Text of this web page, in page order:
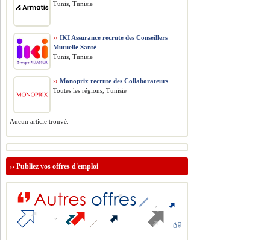
Tunis, Tunisie
›› IKI Assurance recrute des Conseillers
Mutuelle Santé
Tunis, Tunisie
›› Monoprix recrute des Collaborateurs
Toutes les régions, Tunisie
Aucun article trouvé.
››Publiez vos offres d'emploi